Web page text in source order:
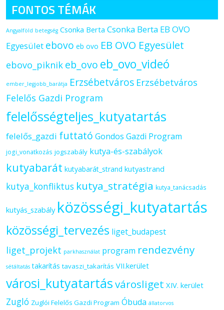
FONTOS TÉMÁK
Angyalföld betegség Csonka Berta Csonka Berta EB OVO
Egyesület ebovo eb ovo EB OVO Egyesület
ebovo_piknik eb_ovo eb_ovo_videó
ember_legjobb_barátja Erzsébetváros Erzsébetváros
Felelős Gazdi Program
felelősségteljes_kutyatartás
felelős_gazdi futtató Gondos Gazdi Program
jogi_vonatkozás jogszabály kutya-és-szabályok
kutyabarát kutyabarát_strand kutyastrand
kutya_konfliktus kutya_stratégia kutya_tanácsadás
kutyás_szabály közösségi_kutyatartás
közösségi_tervezés liget_budapest
liget_projekt parkhasználat program rendezvény
sétáltatás takarítás tavaszi_takarítás VII.kerület
városi_kutyatartásvárosliget XIV. kerület
Zugló Zuglói Felelős Gazdi Program Óbuda állatorvos